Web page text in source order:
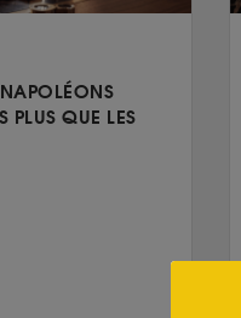
PLUS QUE LES